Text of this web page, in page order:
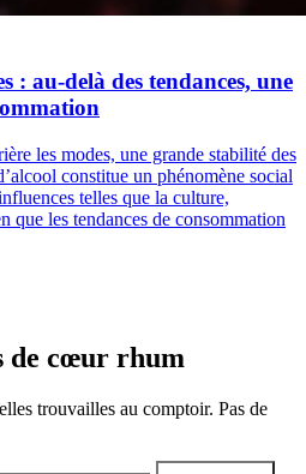
: au-delà des tendances, une
les modes, une grande stabilité des
constitue un phénomène social
telles que la culture,
que les tendances de consommation
de cœur rhum
trouvailles au comptoir. Pas de